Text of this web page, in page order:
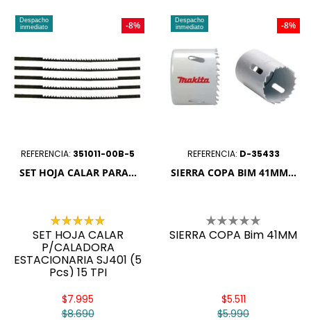
Despacho
inmediato
REFERENCIA: 351011-00B-5
SET HOJA CALAR PARA...
SET HOJA CALAR
P/CALADORA
ESTACIONARIA SJ401 (5
Pcs) 15 TPI
$8.690
$7.995
-8%
Despacho
inmediato
REFERENCIA: D-35433
SIERRA COPA BIM 41MM...
SIERRA COPA Bim 41MM
$5.990
$5.511
-8%